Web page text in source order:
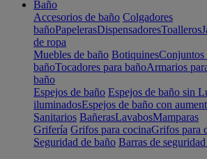
Baño
Accesorios de baño Colgadores
bañoPapelerasDispensadoresToalleros
de ropa
Muebles de baño BotiquinesConjuntos
bañoTocadores para bañoArmarios
baño
Espejos de baño Espejos de baño sin
iluminadosEspejos de baño con
Sanitarios BañerasLavabosMamparas
Grifería Grifos para cocinaGrifos para
Seguridad de baño Barras de